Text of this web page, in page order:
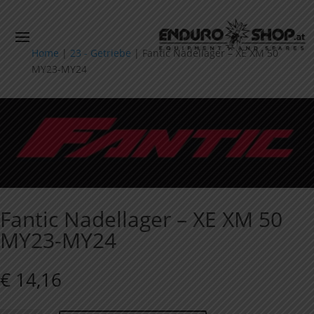
Home | 23 - Getriebe
Fantic Nadellager – XE XM 50
MY23-MY24
Fantic Nadellager – XE XM 50
MY23-MY24
€ 14,16